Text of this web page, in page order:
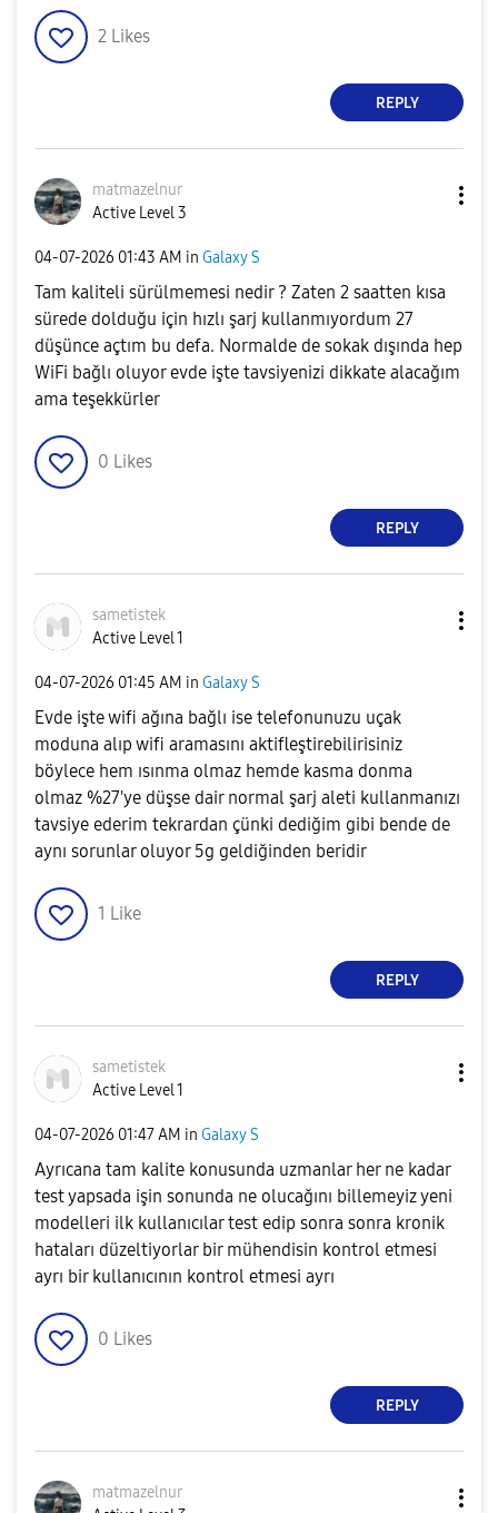
2 Likes
REPLY
matmazelnur
Active Level 3
‎04-07-2026 01:43 AM in Galaxy S
Tam kaliteli sürülmemesi nedir ? Zaten 2 saatten kısa
sürede dolduğu için hızlı şarj kullanmıyordum 27
düşünce açtım bu defa. Normalde de sokak dışında hep
WiFi bağlı oluyor evde işte tavsiyenizi dikkate alacağım
ama teşekkürler
0 Likes
REPLY
sametistek
Active Level 1
‎04-07-2026 01:45 AM in Galaxy S
Evde işte wifi ağına bağlı ise telefonunuzu uçak
moduna alıp wifi aramasını aktifleştirebilirisiniz
böylece hem ısınma olmaz hemde kasma donma
olmaz %27'ye düşse dair normal şarj aleti kullanmanızı
tavsiye ederim tekrardan çünki dediğim gibi bende de
aynı sorunlar oluyor 5g geldiğinden beridir
1 Like
REPLY
sametistek
Active Level 1
‎04-07-2026 01:47 AM in Galaxy S
Ayrıcana tam kalite konusunda uzmanlar her ne kadar
test yapsada işin sonunda ne olucağını billemeyiz yeni
modelleri ilk kullanıcılar test edip sonra sonra kronik
hataları düzeltiyorlar bir mühendisin kontrol etmesi
ayrı bir kullanıcının kontrol etmesi ayrı
0 Likes
REPLY
matmazelnur